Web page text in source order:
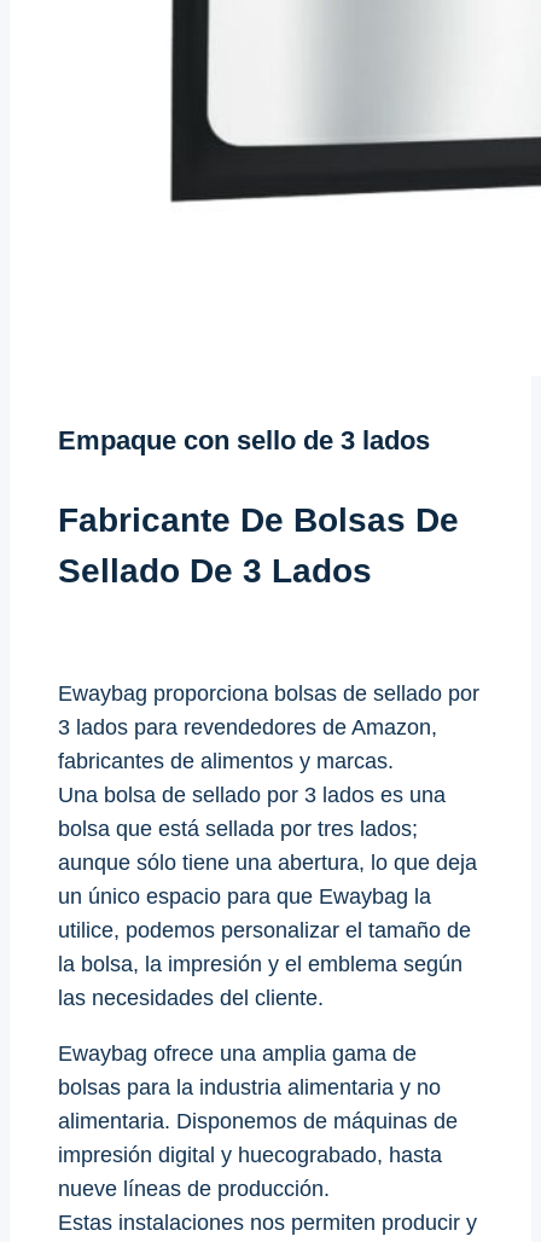
Empaque con sello de 3 lados
Fabricante De Bolsas De
Sellado De 3 Lados
Ewaybag proporciona bolsas de sellado por
3 lados para revendedores de Amazon,
fabricantes de alimentos y marcas.
Una bolsa de sellado por 3 lados es una
bolsa que está sellada por tres lados;
aunque sólo tiene una abertura, lo que deja
un único espacio para que Ewaybag la
utilice, podemos personalizar el tamaño de
la bolsa, la impresión y el emblema según
las necesidades del cliente.
Ewaybag ofrece una amplia gama de
bolsas para la industria alimentaria y no
alimentaria. Disponemos de máquinas de
impresión digital y huecograbado, hasta
nueve líneas de producción.
Estas instalaciones nos permiten producir y